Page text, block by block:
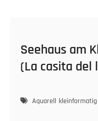
Seehaus am
(La casita del
Aquarell kleinformatig